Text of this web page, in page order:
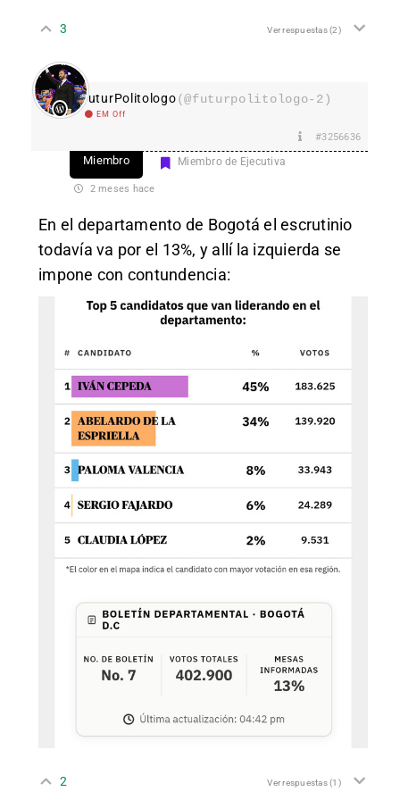
3 Ver respuestas(2)
FuturPolitologo(@futurpolitologo-2)
EM Off
#3256636
Miembro Miembro de Ejecutiva
2 meses hace
En el departamento de Bogotá el escrutinio
todavía va por el 13%, y allí la izquierda se
impone con contundencia:
2 Ver respuestas(1)